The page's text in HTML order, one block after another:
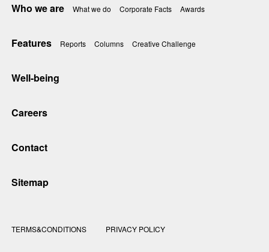
Who we are What we do Corporate Facts Awards
Features Reports Columns Creative Challenge
Well-being
Careers
Contact
Sitemap
TERMS&CONDITIONS PRIVACY POLICY